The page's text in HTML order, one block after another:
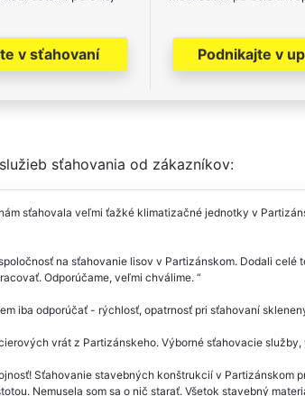
v sťahovaní Podnikajte v
sťahovania od zákazníkov:
sťahovala veľmi ťažké klimatizačné jednotky v
na sťahovanie lisov v Partizánskom. Dodali
Odporúčame, veľmi chválime.
iba odporúčať - rýchlosť, opatrnosť pri sťahovaní
vrát z Partizánskeho. Výborné sťahovacie
Sťahovanie stavebných konštrukcií v Partizánskom
Nemusela som sa o nič starať. Všetok stavebný